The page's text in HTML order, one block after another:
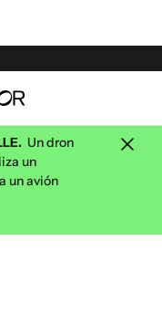
Un dron
un
un avión